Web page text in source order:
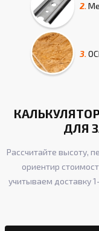
2.
3.
ДЛЯ
Рассчитайте высоту,
ориентир
учитываем доставку